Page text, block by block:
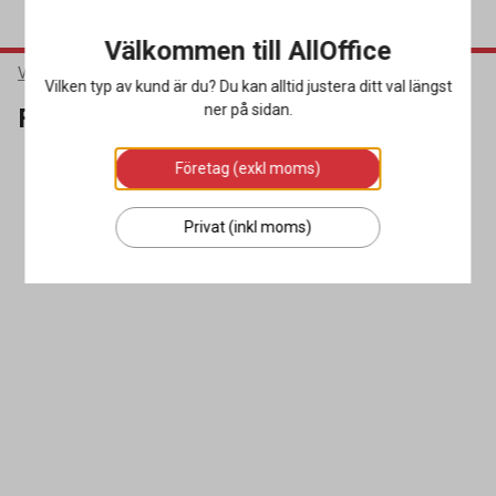
Varumärken
Fairtrade
SORTERA
0 produkter
Välkommen till AllOffice
Vilken typ av kund är du? Du kan alltid justera ditt val längst
ner på sidan.
Företag (exkl moms)
Privat (inkl moms)